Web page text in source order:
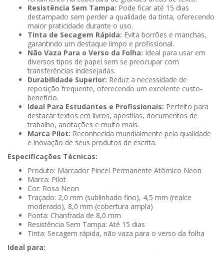
Resistência Sem Tampa: Pode ficar até 15 dias
destampado sem perder a qualidade da tinta, oferecendo
maior praticidade durante o uso.
Tinta de Secagem Rápida: Evita borrões e manchas,
garantindo um destaque limpo e profissional.
Não Vaza Para o Verso da Folha: Ideal para usar em
diversos tipos de papel sem se preocupar com
transferências indesejadas.
Durabilidade Superior: Reduz a necessidade de
reposição frequente, oferecendo um excelente custo-
benefício.
Ideal Para Estudantes e Profissionais: Perfeito para
destacar textos em livros, apostilas, documentos de
trabalho, anotações e muito mais.
Marca Pilot: Reconhecida mundialmente pela qualidade
e inovação de seus produtos de escrita.
Especificações Técnicas:
Produto: Marcador Pincel Permanente Atômico Neon
Marca: Pilot
Cor: Rosa Neon
Traçado: 2,0 mm (sublinhado fino), 4,5 mm (realce
moderado), 8,0 mm (cobertura ampla)
Ponta: Chanfrada de 8,0 mm
Resistência Sem Tampa: Até 15 dias
Tinta: Secagem rápida, não vaza para o verso da folha
Ideal para: